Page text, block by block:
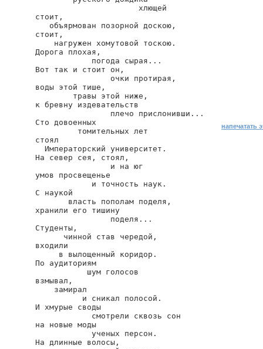
                      хлющей
стоит,
   объярмован позорной доскою,
стоит,
    нагружен хомутовой тоскою.
Дорога плохая,
            погода сырая...
Вот так и стоит он,
                очки протирая,
воды этой тише,
        травы этой ниже,
к бревну издевательств
                плечо прислонивши...
Сто довоенных
         томительных лет
стоял
  Императорский университет.
На север сея, стоял,
                и на юг
умов просвещенье
            и точность наук.
С наукой
       власть пополам поделя,
хранили его тишину
                поделя...
Студенты,
      чинной став чередой,
входили
     в вылощенный коридор.
По аудиториям
           шум голосов
взмывал,
    замирал
          и сникал полосой.
И хмурые своды
            смотрели сквозь сон
на новые моды
            ученых персон.
На длинные волосы,
напечатать